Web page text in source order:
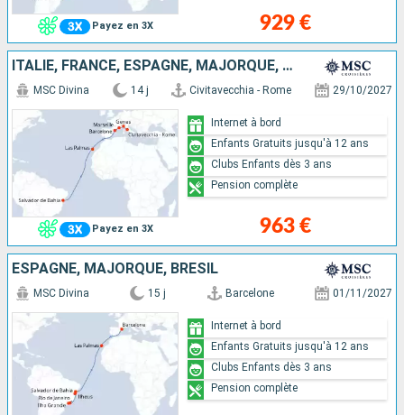
Payez en 3X 929 €
ITALIE, FRANCE, ESPAGNE, MAJORQUE, BRÉSIL
Payez en 3X
MSC Divina 14 j Civitavecchia - Rome 29/10/2027
963 €
Internet à bord
Enfants Gratuits jusqu'à 12 ans
Clubs Enfants dès 3 ans
Pension complète
ESPAGNE, MAJORQUE, BRÉSIL
MSC Divina 15 j Barcelone 01/11/2027
Internet à bord
Enfants Gratuits jusqu'à 12 ans
Clubs Enfants dès 3 ans
Pension complète